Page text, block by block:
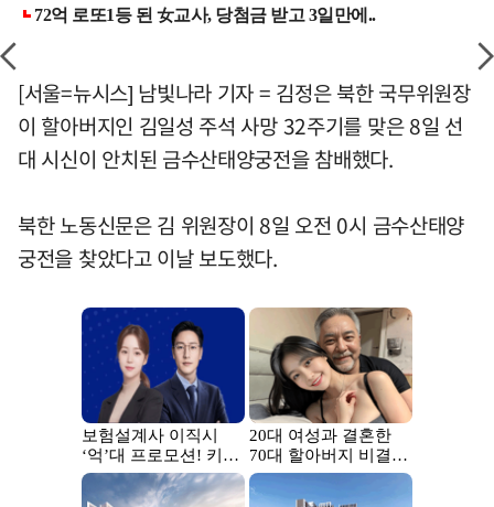
[서울=뉴시스] 남빛나라 기자 = 김정은 북한 국무위원장
이 할아버지인 김일성 주석 사망 32주기를 맞은 8일 선
대 시신이 안치된 금수산태양궁전을 참배했다.
북한 노동신문은 김 위원장이 8일 오전 0시 금수산태양
궁전을 찾았다고 이날 보도했다.